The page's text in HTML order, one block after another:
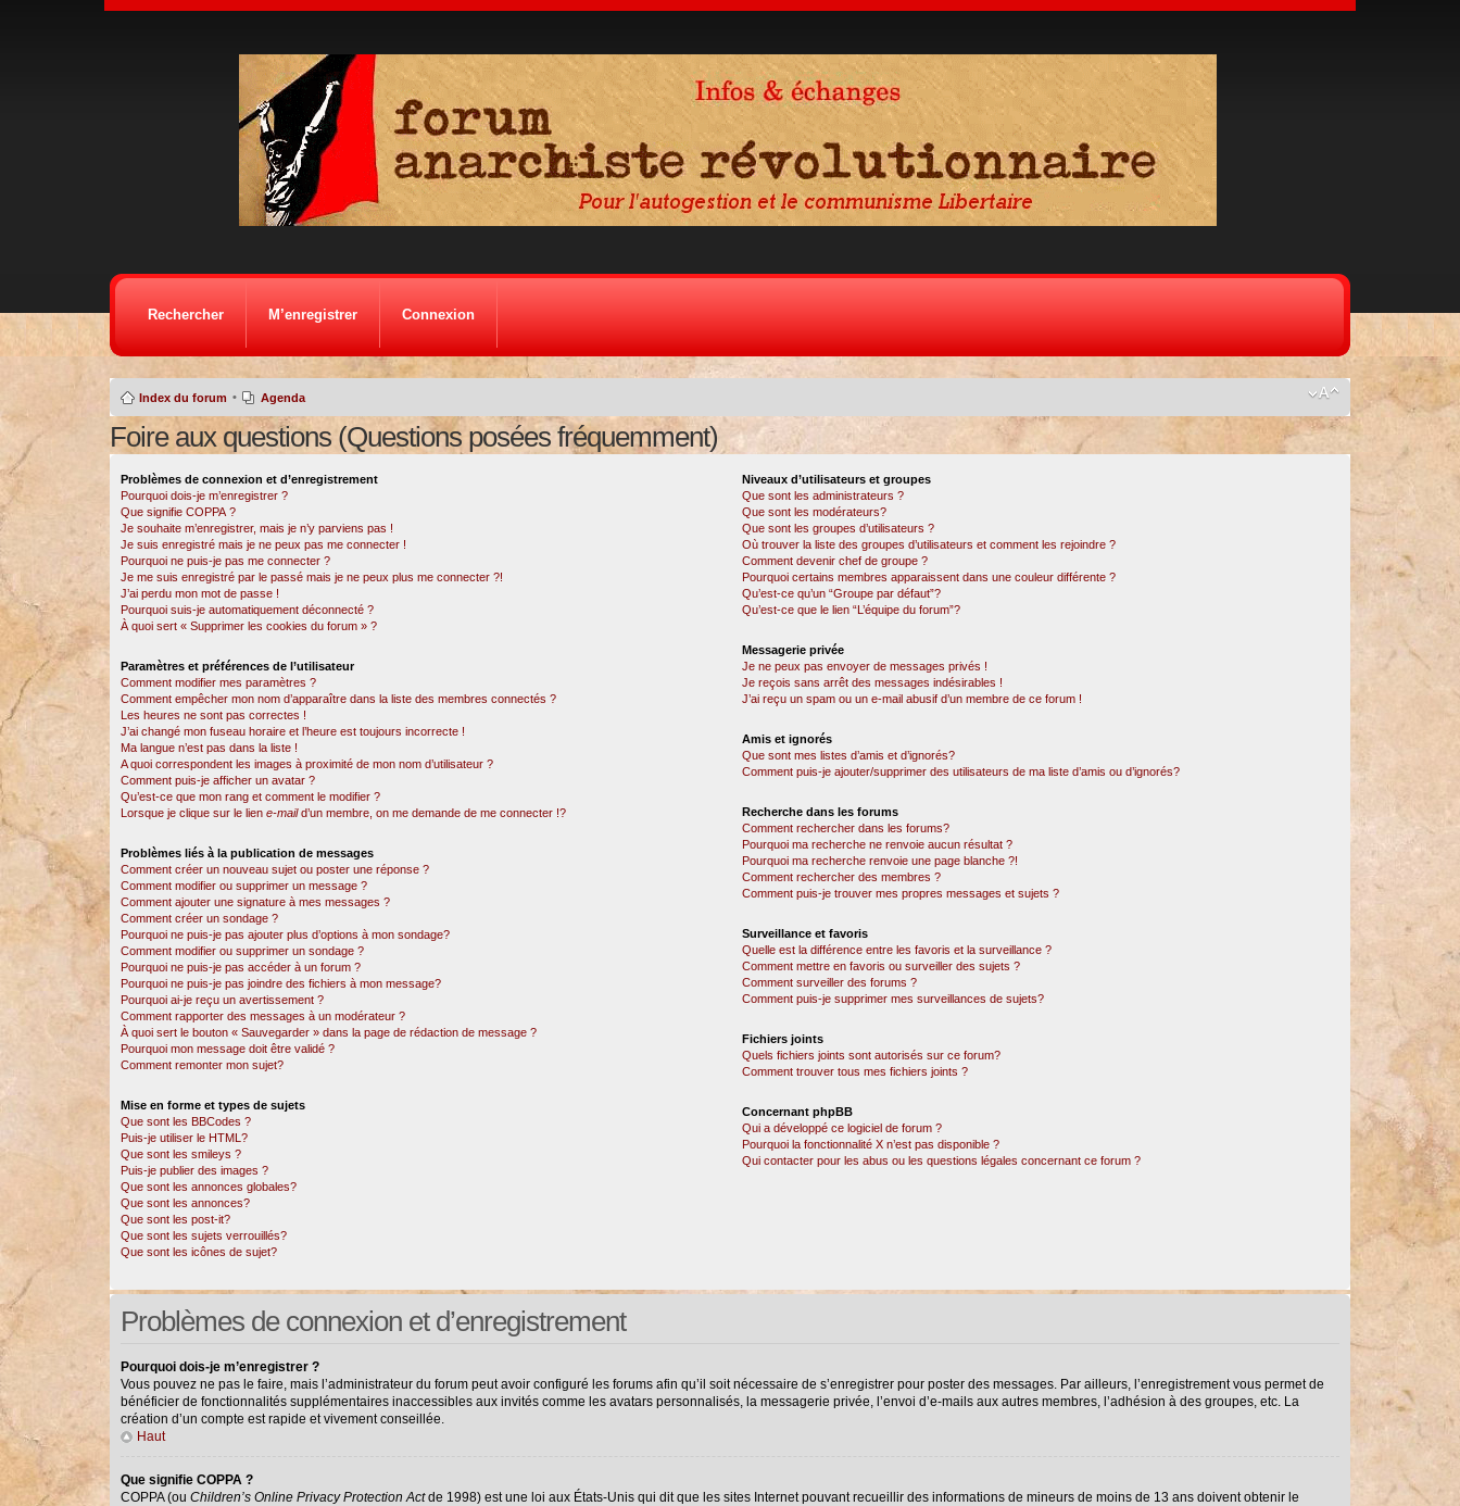
Rechercher M’enregistrer Connexion
Index du forum • Agenda
Foire aux questions (Questions posées fréquemment)
Problèmes de connexion et d’enregistrement
Pourquoi dois-je m’enregistrer ?
Que signifie COPPA ?
Je souhaite m’enregistrer, mais je n’y parviens pas !
Je suis enregistré mais je ne peux pas me connecter !
Pourquoi ne puis-je pas me connecter ?
Je me suis enregistré par le passé mais je ne peux plus me connecter ?!
J’ai perdu mon mot de passe !
Pourquoi suis-je automatiquement déconnecté ?
À quoi sert « Supprimer les cookies du forum » ?
Paramètres et préférences de l’utilisateur
Comment modifier mes paramètres ?
Comment empêcher mon nom d’apparaître dans la liste des membres connectés ?
Les heures ne sont pas correctes !
J’ai changé mon fuseau horaire et l’heure est toujours incorrecte !
Ma langue n’est pas dans la liste !
A quoi correspondent les images à proximité de mon nom d’utilisateur ?
Comment puis-je afficher un avatar ?
Qu’est-ce que mon rang et comment le modifier ?
Lorsque je clique sur le lien e-maild’un membre, on me demande de me connecter !?
Problèmes liés à la publication de messages
Comment créer un nouveau sujet ou poster une réponse ?
Comment modifier ou supprimer un message ?
Comment ajouter une signature à mes messages ?
Comment créer un sondage ?
Pourquoi ne puis-je pas ajouter plus d’options à mon sondage?
Comment modifier ou supprimer un sondage ?
Pourquoi ne puis-je pas accéder à un forum ?
Pourquoi ne puis-je pas joindre des fichiers à mon message?
Pourquoi ai-je reçu un avertissement ?
Comment rapporter des messages à un modérateur ?
À quoi sert le bouton « Sauvegarder » dans la page de rédaction de message ?
Pourquoi mon message doit être validé ?
Comment remonter mon sujet?
Mise en forme et types de sujets
Que sont les BBCodes ?
Puis-je utiliser le HTML?
Que sont les smileys ?
Puis-je publier des images ?
Que sont les annonces globales?
Que sont les annonces?
Que sont les post-it?
Que sont les sujets verrouillés?
Que sont les icônes de sujet?
Niveaux d’utilisateurs et groupes
Que sont les administrateurs ?
Que sont les modérateurs?
Que sont les groupes d’utilisateurs ?
Où trouver la liste des groupes d’utilisateurs et comment les rejoindre ?
Comment devenir chef de groupe ?
Pourquoi certains membres apparaissent dans une couleur différente ?
Qu’est-ce qu’un “Groupe par défaut”?
Qu’est-ce que le lien “L’équipe du forum”?
Messagerie privée
Je ne peux pas envoyer de messages privés !
Je reçois sans arrêt des messages indésirables !
J’ai reçu un spam ou un e-mail abusif d’un membre de ce forum !
Amis et ignorés
Que sont mes listes d’amis et d’ignorés?
Comment puis-je ajouter/supprimer des utilisateurs de ma liste d’amis ou d’ignorés?
Recherche dans les forums
Comment rechercher dans les forums?
Pourquoi ma recherche ne renvoie aucun résultat ?
Pourquoi ma recherche renvoie une page blanche ?!
Comment rechercher des membres ?
Comment puis-je trouver mes propres messages et sujets ?
Surveillance et favoris
Quelle est la différence entre les favoris et la surveillance ?
Comment mettre en favoris ou surveiller des sujets ?
Comment surveiller des forums ?
Comment puis-je supprimer mes surveillances de sujets?
Fichiers joints
Quels fichiers joints sont autorisés sur ce forum?
Comment trouver tous mes fichiers joints ?
Concernant phpBB
Qui a développé ce logiciel de forum ?
Pourquoi la fonctionnalité X n’est pas disponible ?
Qui contacter pour les abus ou les questions légales concernant ce forum ?
Problèmes de connexion et d’enregistrement
Pourquoi dois-je m’enregistrer ?
Vous pouvez ne pas le faire, mais l’administrateur du forum peut avoir configuré les forums afin qu’il soit nécessaire de s’enregistrer pour poster des messages. Par ailleurs, l’enregistrement vous permet de
bénéficier de fonctionnalités supplémentaires inaccessibles aux invités comme les avatars personnalisés, la messagerie privée, l’envoi d’e-mails aux autres membres, l’adhésion à des groupes, etc. La
création d’un compte est rapide et vivement conseillée.
Haut
Que signifie COPPA ?
COPPA (ou Children’s Online Privacy Protection Actde 1998) est une loi aux États-Unis qui dit que les sites Internet pouvant recueillir des informations de mineurs de moins de 13 ans doivent obtenir le